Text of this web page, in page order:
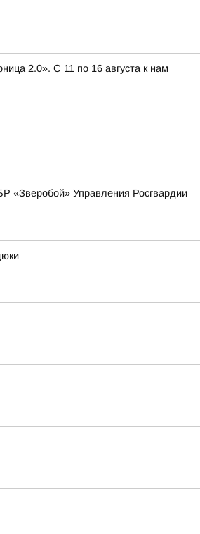
2.0». С 11 по 16 августа к нам
«Зверобой» Управления Росгвардии